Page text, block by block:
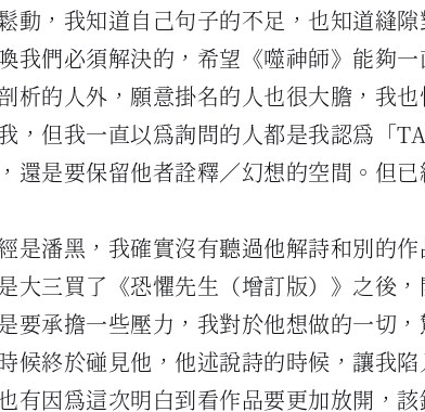
動，我知道自己句子的不足，也知道縫
我們必須解決的，希望《噬神師》能夠
的人外，願意掛名的人也很大膽，我也
，但我一直以為詢問的人都是我認為「
還是要保留他者詮釋／幻想的空間。但
是潘黑，我確實沒有聽過他解詩和別的
大三買了《恐懼先生（增訂版）》之後
要承擔一些壓力，我對於他想做的一切，
候終於碰見他，他述說詩的時候，讓我
有因為這次明白到看作品要更加放開，